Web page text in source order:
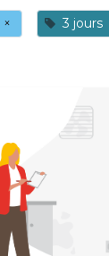
× 3 jours